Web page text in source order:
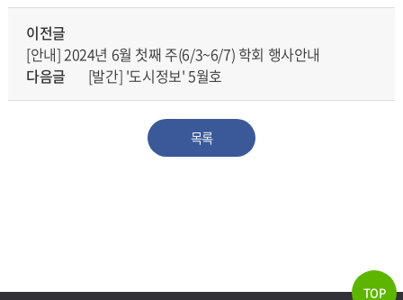
이전글
[안내] 2024년 6월 첫째 주(6/3~6/7) 학회 행사안내
다음글
[발간] '도시정보' 5월호
목록
TOP